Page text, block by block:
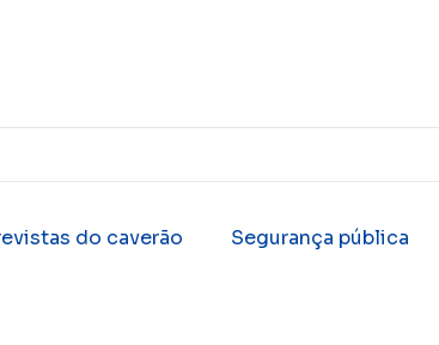
do caverão Segurança pública